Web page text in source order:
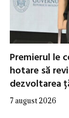
Premierul le
hotare să
dezvoltarea
7 august 2026